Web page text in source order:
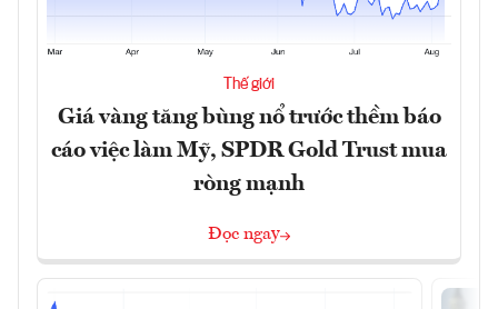
Thế giới
Giá vàng tăng bùng nổ trước thềm báo
cáo việc làm Mỹ, SPDR Gold Trust mua
ròng mạnh
Đọc ngay